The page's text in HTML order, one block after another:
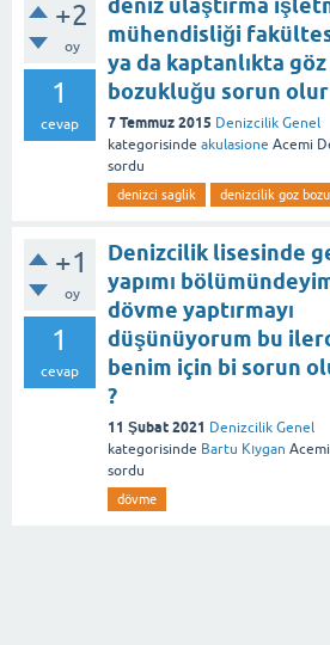
+2
oy
1
cevap
mühendisliği
ya da kaptanlıkta göz
bozukluğu sorun olur
7 Temmuz 2015 Denizcilik Genel
kategorisinde akulasione Acemi
sordu
denizci saglik denizcilik goz
+1
oy
1
cevap
Denizcilik lisesinde
yapımı
dövme yaptırmayı
düşünüyorum bu
benim için bi sorun
?
11 Şubat 2021 Denizcilik Genel
kategorisinde Bartu Kıygan
sordu
dövme